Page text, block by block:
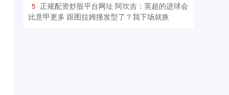
5 ​正规配资炒股平台网址 阿坎吉：英超的进球会
比意甲更多 跟图拉姆撞发型了？我下场就换